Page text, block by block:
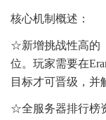
核心机制概述：
☆新增挑战性高的
位。玩家需要在
目标才可晋级，并
☆全服务器排行榜